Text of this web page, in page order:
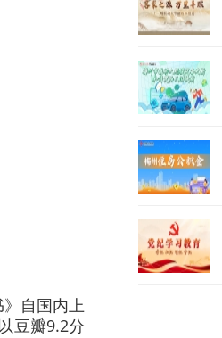
自国内上
豆瓣9.2分